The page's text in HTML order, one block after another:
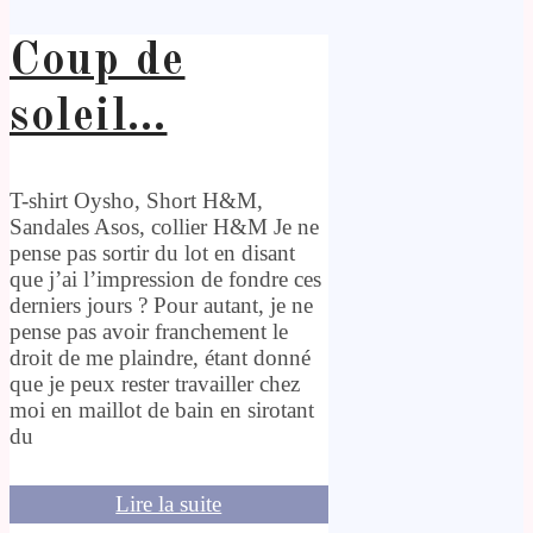
Coup de
soleil…
T-shirt Oysho, Short H&M,
Sandales Asos, collier H&M Je ne
pense pas sortir du lot en disant
que j’ai l’impression de fondre ces
derniers jours ? Pour autant, je ne
pense pas avoir franchement le
droit de me plaindre, étant donné
que je peux rester travailler chez
moi en maillot de bain en sirotant
du
Lire la suite